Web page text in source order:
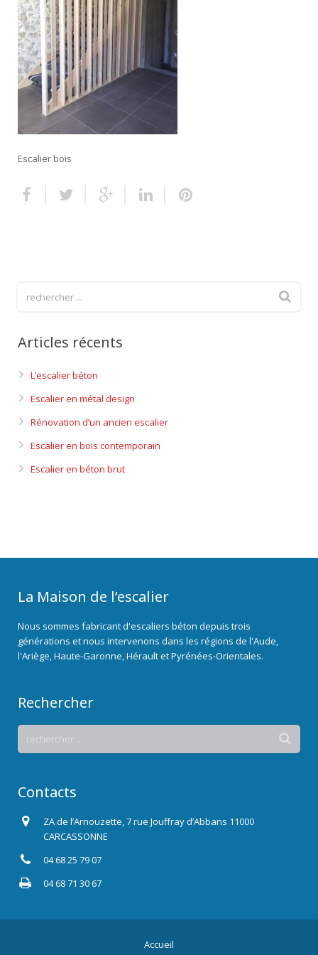
Escalier extérieur
Finitions pour escalier
Escalier bois
Articles récents
L’escalier béton
Escalier en métal design
Rénovation d’un ancien escalier
Escalier en bois contemporain
Escalier en béton brut
La Maison de l’escalier
Nous sommes fabricant d'escaliers béton depuis trois
générations et nous intervenons dans les régions de l'Aude,
l'Ariège, Haute-Garonne, Hérault et Pyrénées-Orientales.
Rechercher
Contacts
ZA de l’Arnouzette, 7 rue Jouffray d’Abbans 11000
CARCASSONNE
04 68 25 79 07
04 68 71 30 67
Accueil